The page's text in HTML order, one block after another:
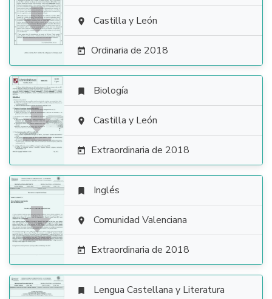
  Castilla y León
 Ordinaria de 2018

 Biología
 Castilla y León
 Extraordinaria de 2018

 Inglés
 Comunidad Valenciana
 Extraordinaria de 2018
 Lengua Castellana y Literatura